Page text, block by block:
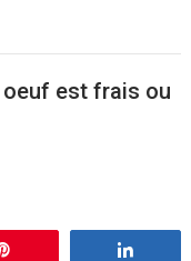
est frais ou